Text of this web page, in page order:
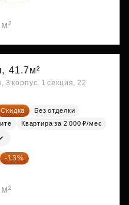
41.7м²
3 корпус, 1 секция, 22
Скидка
Без отделки
Квартира за 2 000 ₽/мес
-13%